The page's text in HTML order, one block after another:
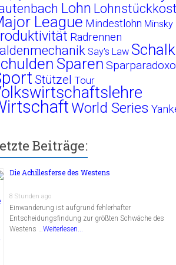
Lohn
League Mindestlohn Minsky
Radrennen
Say's Law
Sparen
Stützel Tour
World Series
Beiträge:
Die Achillesferse des Westens
8 Stunden ago
Einwanderung ist aufgrund fehlerhafter
Entscheidungsfindung zur größten Schwäche des
Westens …Weiterlesen...